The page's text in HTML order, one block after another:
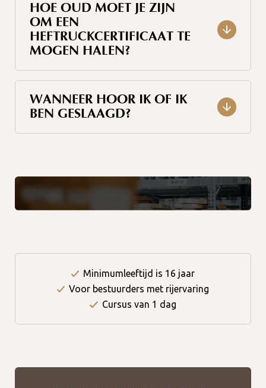
HOE OUD MOET JE ZIJN
OM EEN
HEFTRUCKCERTIFICAAT TE
MOGEN HALEN?
WANNEER HOOR IK OF IK
BEN GESLAAGD?
Minimumleeftijd is 16 jaar
Voor bestuurders met rijervaring
Cursus van 1 dag